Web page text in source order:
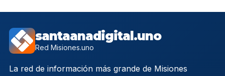
santaanadigital.uno
Red Misiones.uno
La red de información más grande de Misiones